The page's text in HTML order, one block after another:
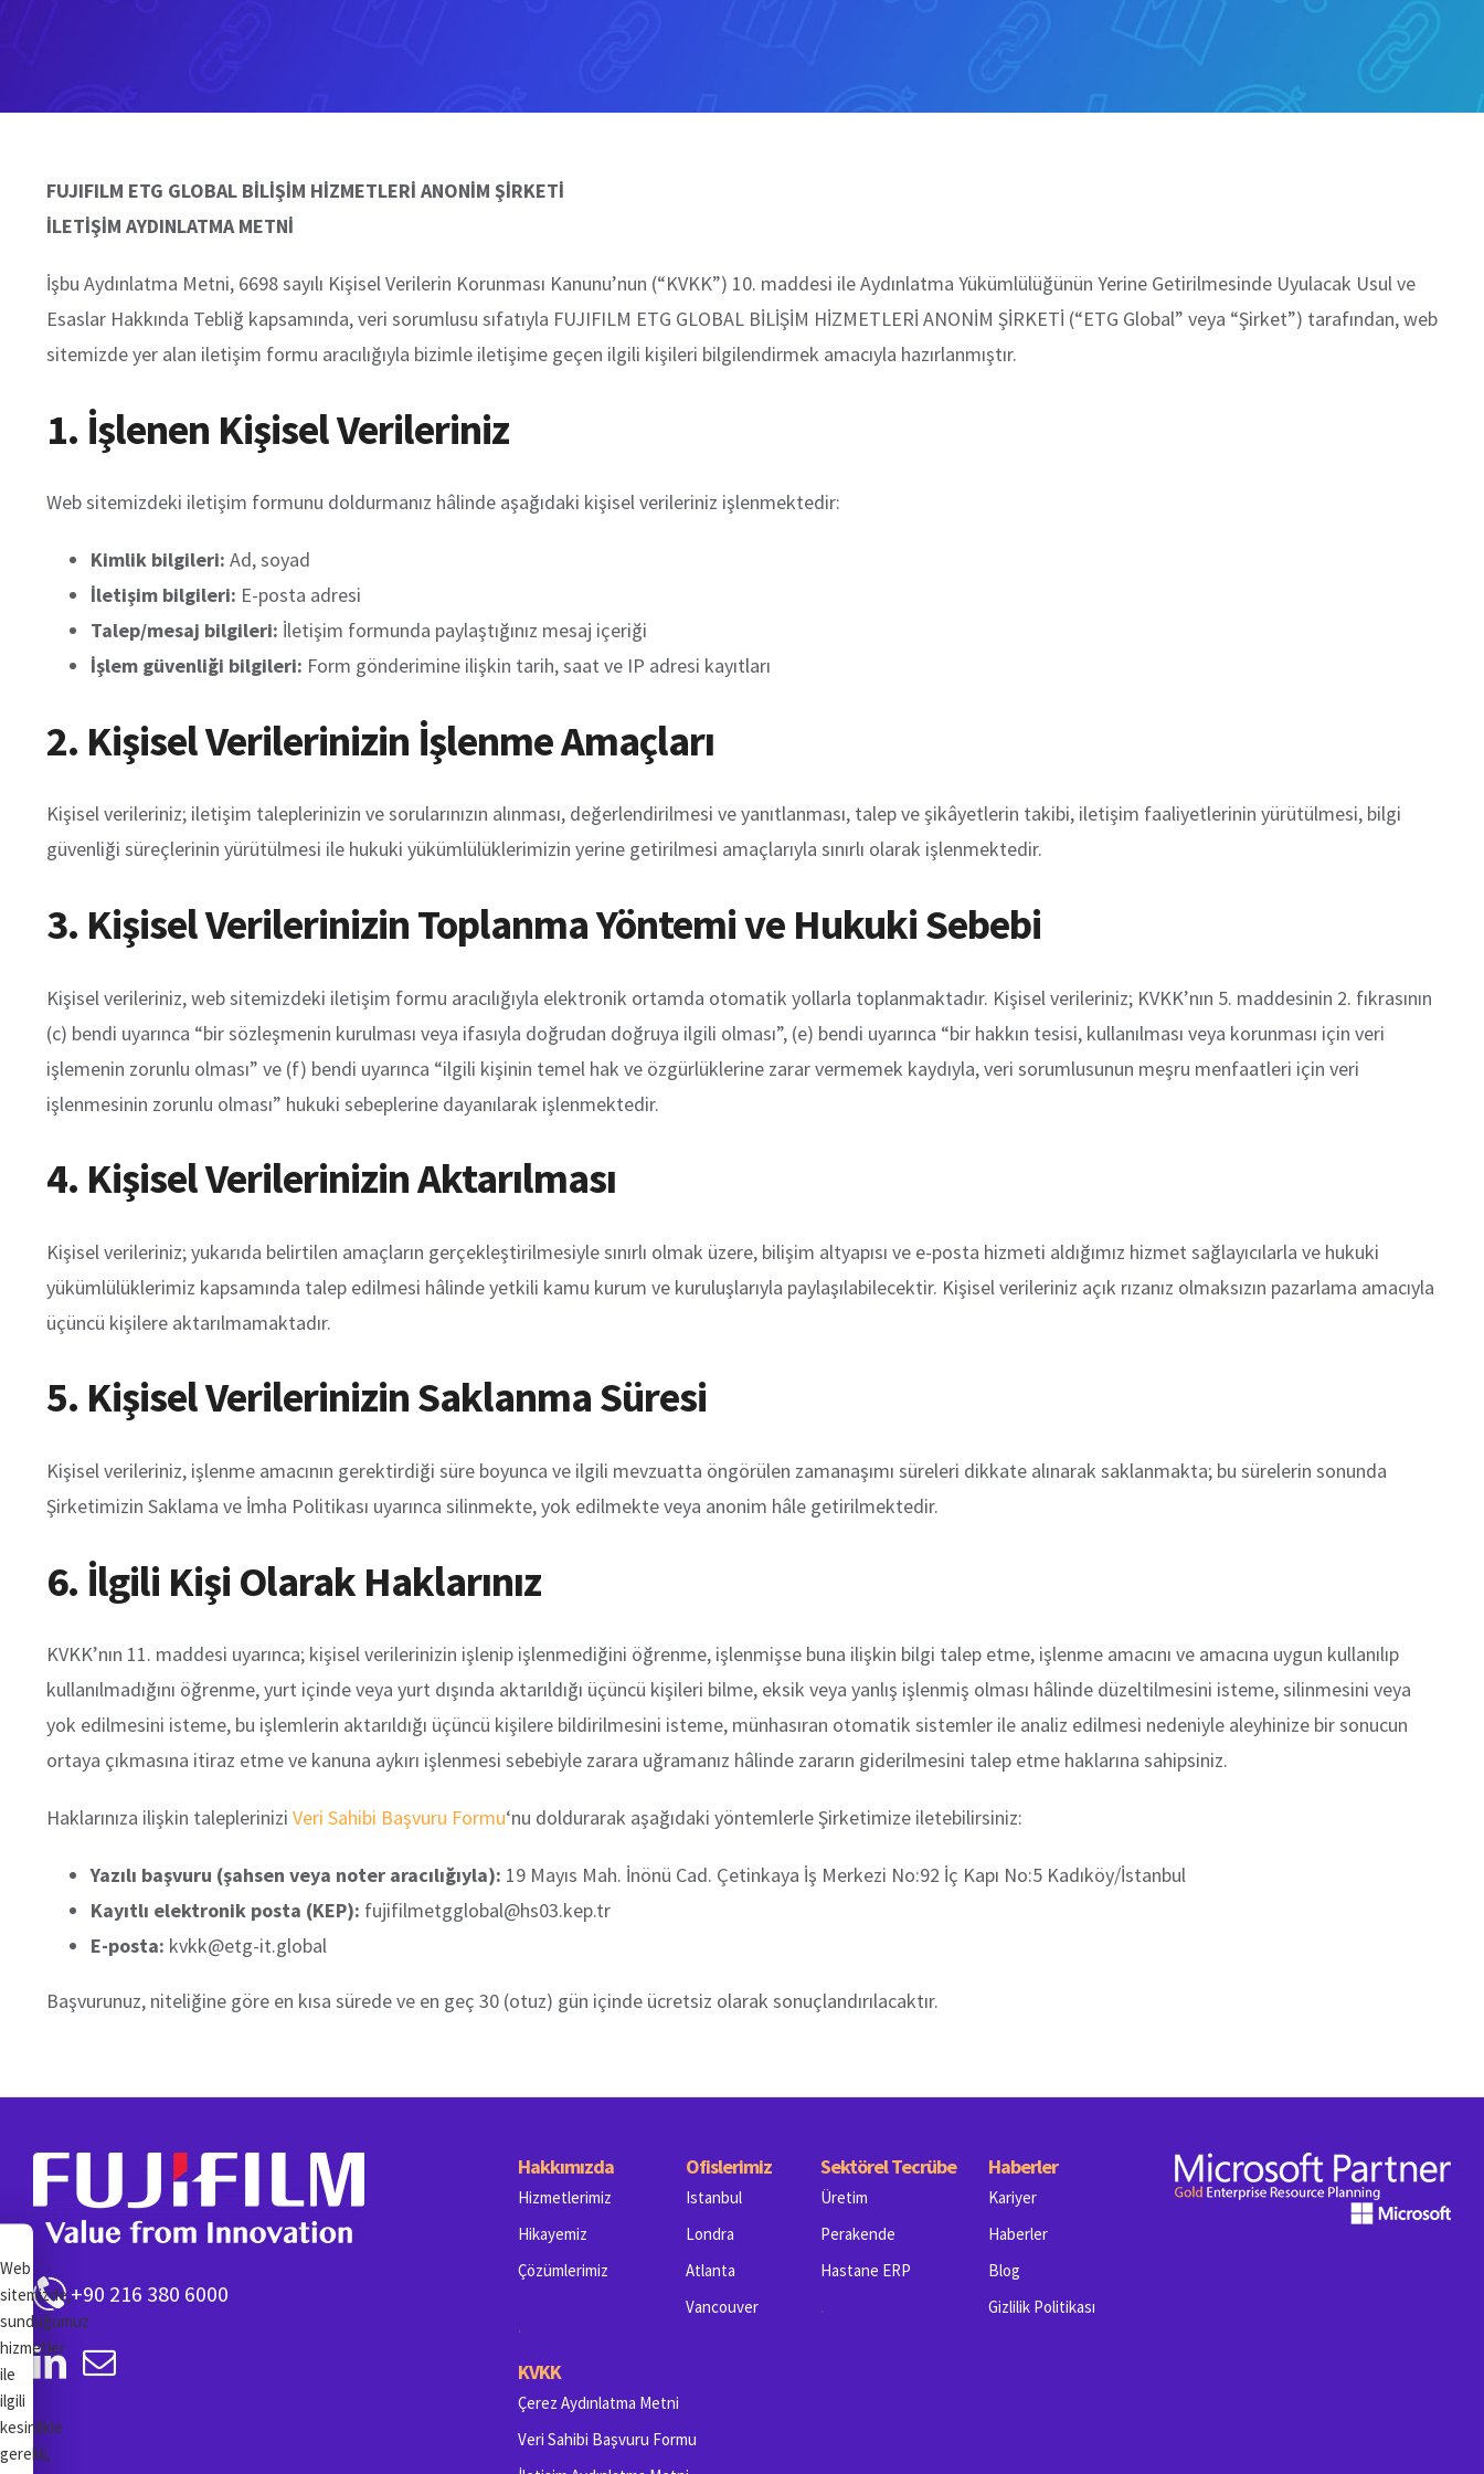
FUJIFILM ETG GLOBAL BİLİŞİM HİZMETLERİ ANONİM ŞİRKETİ
İLETİŞİM AYDINLATMA METNİ
İşbu Aydınlatma Metni, 6698 sayılı Kişisel Verilerin Korunması Kanunu’nun (“KVKK”) 10. maddesi ile Aydınlatma Yükümlülüğünün Yerine Getirilmesinde Uyulacak Usul ve
Esaslar Hakkında Tebliğ kapsamında, veri sorumlusu sıfatıyla FUJIFILM ETG GLOBAL BİLİŞİM HİZMETLERİ ANONİM ŞİRKETİ (“ETG Global” veya “Şirket”) tarafından, web
sitemizde yer alan iletişim formu aracılığıyla bizimle iletişime geçen ilgili kişileri bilgilendirmek amacıyla hazırlanmıştır.
1. İşlenen Kişisel Verileriniz
Web sitemizdeki iletişim formunu doldurmanız hâlinde aşağıdaki kişisel verileriniz işlenmektedir:
Kimlik bilgileri: Ad, soyad
İletişim bilgileri: E-posta adresi
Talep/mesaj bilgileri: İletişim formunda paylaştığınız mesaj içeriği
İşlem güvenliği bilgileri: Form gönderimine ilişkin tarih, saat ve IP adresi kayıtları
2. Kişisel Verilerinizin İşlenme Amaçları
Kişisel verileriniz; iletişim taleplerinizin ve sorularınızın alınması, değerlendirilmesi ve yanıtlanması, talep ve şikâyetlerin takibi, iletişim faaliyetlerinin yürütülmesi, bilgi
güvenliği süreçlerinin yürütülmesi ile hukuki yükümlülüklerimizin yerine getirilmesi amaçlarıyla sınırlı olarak işlenmektedir.
3. Kişisel Verilerinizin Toplanma Yöntemi ve Hukuki Sebebi
Kişisel verileriniz, web sitemizdeki iletişim formu aracılığıyla elektronik ortamda otomatik yollarla toplanmaktadır. Kişisel verileriniz; KVKK’nın 5. maddesinin 2. fıkrasının
(c) bendi uyarınca “bir sözleşmenin kurulması veya ifasıyla doğrudan doğruya ilgili olması”, (e) bendi uyarınca “bir hakkın tesisi, kullanılması veya korunması için veri
işlemenin zorunlu olması” ve (f) bendi uyarınca “ilgili kişinin temel hak ve özgürlüklerine zarar vermemek kaydıyla, veri sorumlusunun meşru menfaatleri için veri
işlenmesinin zorunlu olması” hukuki sebeplerine dayanılarak işlenmektedir.
4. Kişisel Verilerinizin Aktarılması
Kişisel verileriniz; yukarıda belirtilen amaçların gerçekleştirilmesiyle sınırlı olmak üzere, bilişim altyapısı ve e-posta hizmeti aldığımız hizmet sağlayıcılarla ve hukuki
yükümlülüklerimiz kapsamında talep edilmesi hâlinde yetkili kamu kurum ve kuruluşlarıyla paylaşılabilecektir. Kişisel verileriniz açık rızanız olmaksızın pazarlama amacıyla
üçüncü kişilere aktarılmamaktadır.
5. Kişisel Verilerinizin Saklanma Süresi
Kişisel verileriniz, işlenme amacının gerektirdiği süre boyunca ve ilgili mevzuatta öngörülen zamanaşımı süreleri dikkate alınarak saklanmakta; bu sürelerin sonunda
Şirketimizin Saklama ve İmha Politikası uyarınca silinmekte, yok edilmekte veya anonim hâle getirilmektedir.
6. İlgili Kişi Olarak Haklarınız
KVKK’nın 11. maddesi uyarınca; kişisel verilerinizin işlenip işlenmediğini öğrenme, işlenmişse buna ilişkin bilgi talep etme, işlenme amacını ve amacına uygun kullanılıp
kullanılmadığını öğrenme, yurt içinde veya yurt dışında aktarıldığı üçüncü kişileri bilme, eksik veya yanlış işlenmiş olması hâlinde düzeltilmesini isteme, silinmesini veya
yok edilmesini isteme, bu işlemlerin aktarıldığı üçüncü kişilere bildirilmesini isteme, münhasıran otomatik sistemler ile analiz edilmesi nedeniyle aleyhinize bir sonucun
ortaya çıkmasına itiraz etme ve kanuna aykırı işlenmesi sebebiyle zarara uğramanız hâlinde zararın giderilmesini talep etme haklarına sahipsiniz.
Haklarınıza ilişkin taleplerinizi Veri Sahibi Başvuru Formu‘nu doldurarak aşağıdaki yöntemlerle Şirketimize iletebilirsiniz:
Yazılı başvuru (şahsen veya noter aracılığıyla): 19 Mayıs Mah. İnönü Cad. Çetinkaya İş Merkezi No:92 İç Kapı No:5 Kadıköy/İstanbul
Kayıtlı elektronik posta (KEP): fujifilmetgglobal@hs03.kep.tr
E-posta: kvkk@etg-it.global
Başvurunuz, niteliğine göre en kısa sürede ve en geç 30 (otuz) gün içinde ücretsiz olarak sonuçlandırılacaktır.
+90 216 380 6000
Hakkımızda
Hizmetlerimiz
Hikayemiz
Çözümlerimiz
.
KVKK
Çerez Aydınlatma Metni
Veri Sahibi Başvuru Formu
Ofislerimiz
Istanbul
Londra
Atlanta
Vancouver
Sektörel Tecrübe
Üretim
Perakende
Hastane ERP
.
Haberler
Kariyer
Haberler
Blog
Gizlilik Politikası
Web
sitemizde,
sunduğumuz
hizmetler
ile
ilgili
kesinlikle
gerekli,